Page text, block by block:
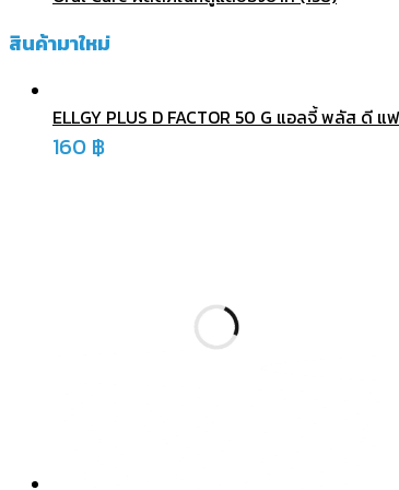
สินค้ามาใหม่
ELLGY PLUS D FACTOR 50 G แอลจี้ พลัส ดี
160 ฿